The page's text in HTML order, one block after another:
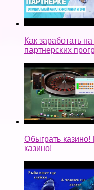
Как заработать
партнерских
Обыграть казино!
казино!